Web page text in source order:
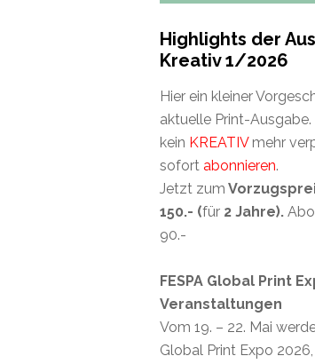
Highlights der
Kreativ 1/2026
Hier ein kleiner
aktuelle Print-
kein KREATIVmehr
sofort abonnieren.
Jetzt zum
150.- (für 2 Jahre).
90.-
FESPA Global Print
Veranstaltungen
Vom 19. – 22. Mai
Global Print Expo